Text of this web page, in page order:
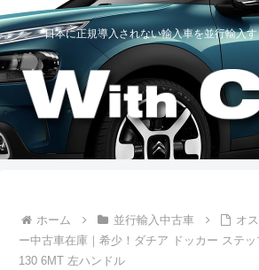
日本に正規導入されない輸入車を並行輸入
ホーム 並行輸入中古車
オ
ー中古車在庫｜希少！ダチア ドッカー ステ
130 6MT 左ハンドル